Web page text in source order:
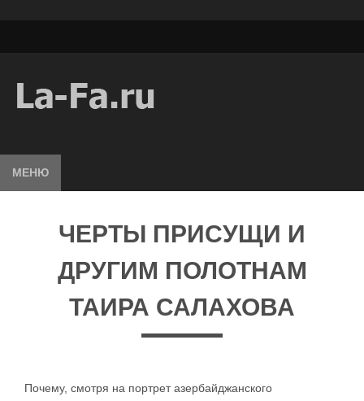
МЕНЮ
ЧЕРТЫ ПРИСУЩИ И
ДРУГИМ ПОЛОТНАМ
ТАИРА САЛАХОВА
Почему, смотря на портрет азербайджанского